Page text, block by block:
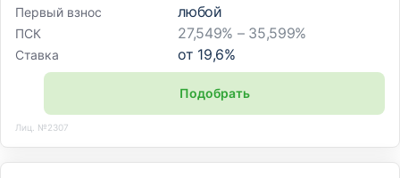
Первый взнос любой
ПСК 27,549% – 35,599%
Ставка от 19,6%
Подобрать
Лиц. №2307